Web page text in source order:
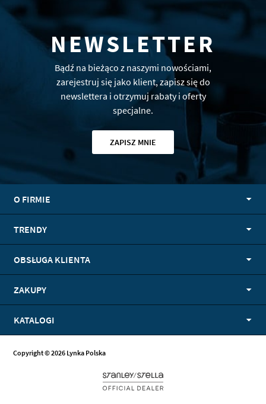
NEWSLETTER
Bądź na bieżąco z naszymi nowościami,
zarejestruj się jako klient, zapisz się do
newslettera i otrzymuj rabaty i oferty
specjalne.
ZAPISZ MNIE
O FIRMIE
TRENDY
OBSŁUGA KLIENTA
ZAKUPY
KATALOGI
Copyright © 2026 Lynka Polska